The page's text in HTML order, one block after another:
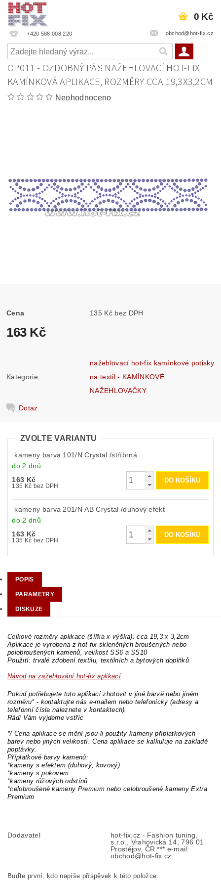
+420 588 008 220 obchod@hot-fix.cz
0 Kč
OP011 - OZDOBNÝ PÁS NAŽEHLOVACÍ HOT-FIX
KAMÍNKOVÁ APLIKACE, ROZMĚRY CCA 19,3X3,2CM
Neohodnoceno
Cena 135 Kč bez DPH
163 Kč
Kategorie
nažehlovací hot-fix kamínkové potisky
na textil - KAMÍNKOVÉ
NAŽEHLOVAČKY
Dotaz
ZVOLTE VARIANTU
kameny barva 101/N Crystal /stříbrná
do 2 dnů
163 Kč
135 Kč bez DPH
kameny barva 201/N AB Crystal /duhový efekt
do 2 dnů
163 Kč
135 Kč bez DPH
POPIS
PARAMETRY
DISKUZE
Celkové rozměry aplikace (šířka x výška): cca 19,3 x 3,2cm
Aplikace je vyrobena z hot-fix skleněných broušených nebo
polobroušených kamenů, velikost SS6 a SS10
Použití: trvalé zdobení textilu, textilních a bytových doplňků
Návod na zažehlování hot-fix aplikací
Pokud potřebujete tuto aplikaci zhotovit v jiné barvě nebo jiném
rozměru* - kontaktujte nás e-mailem nebo telefonicky (adresy a
telefonní čísla naleznete v kontaktech).
Rádi Vám vyjdeme vstříc
*/ Cena aplikace se mění jsou-li použity kameny příplatkových
barev nebo jiných velikostí. Cena aplikace se kalkuluje na zakladě
poptávky.
Příplatkové barvy kamenů:
*kameny s efektem (duhový, kovový)
*kameny s pokovem
*kameny růžových odstínů
*celobroušené kameny Premium nebo celobroušené kameny Extra
Premium
Dodavatel
hot-fix.cz - Fashion tuning,
s.r.o., Vrahovická 14, 796 01
Prostějov, ČR *** e-mail:
obchod@hot-fix.cz
Buďte první, kdo napíše příspěvek k této položce.